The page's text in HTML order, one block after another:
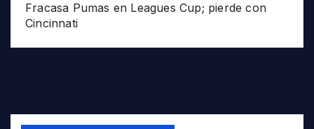
Fracasa Pumas en Leagues Cup; pierde con
Cincinnati